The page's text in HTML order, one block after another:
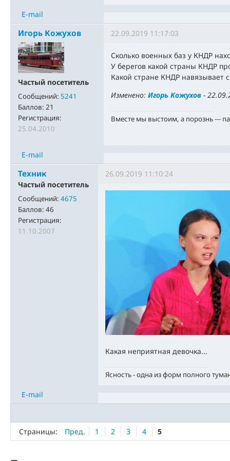
E-mail
Игорь Кожухов
Частый посетитель
Сообщений: 5241
Баллов: 21
Регистрация:
25.04.2010
22.09.2019 11:17:03
Сколько военных баз у КНДР
У берегов какой страны КНДР
Какой стране КНДР навязывает
Изменено: Игорь Кожухов -
Вместе мы выстоим, а порознь ---
E-mail
Техник
Частый посетитель
Сообщений: 4675
Баллов: 46
Регистрация:
11.10.2007
26.09.2019 11:10:24
Какая неприятная девочка...
Ясность - одна из форм полного
E-mail
Страницы: Пред. 1 2 3 4 5